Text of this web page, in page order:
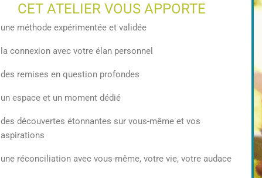
CET ATELIER VOUS APPORTE
une méthode expérimentée et validée
la connexion avec votre élan personnel
des remises en question profondes
un espace et un moment dédié
des découvertes étonnantes sur vous-même et vos
aspirations
une réconciliation avec vous-même, votre vie, votre audace